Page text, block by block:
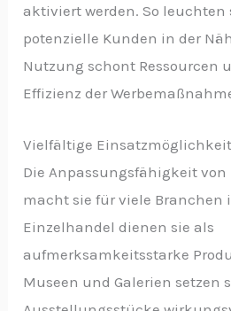
aktiviert werden. So leuchten
potenzielle Kunden in der
Nutzung schont Ressourcen
Effizienz der
Vielfältige
Die Anpassungsfähigkeit von
macht sie für viele Branchen
Einzelhandel dienen sie als
aufmerksamkeitsstarke
Museen und Galerien setzen